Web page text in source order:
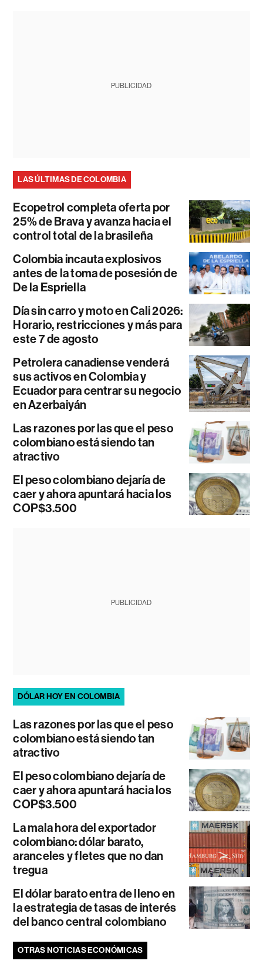
PUBLICIDAD
LAS ÚLTIMAS DE COLOMBIA
Ecopetrol completa oferta por
25% de Brava y avanza hacia el
control total de la brasileña
Colombia incauta explosivos
antes de la toma de posesión de
De la Espriella
Día sin carro y moto en Cali 2026:
Horario, restricciones y más para
este 7 de agosto
Petrolera canadiense venderá
sus activos en Colombia y
Ecuador para centrar su negocio
en Azerbaiyán
Las razones por las que el peso
colombiano está siendo tan
atractivo
El peso colombiano dejaría de
caer y ahora apuntará hacia los
COP$3.500
PUBLICIDAD
DÓLAR HOY EN COLOMBIA
Las razones por las que el peso
colombiano está siendo tan
atractivo
El peso colombiano dejaría de
caer y ahora apuntará hacia los
COP$3.500
La mala hora del exportador
colombiano: dólar barato,
aranceles y fletes que no dan
tregua
El dólar barato entra de lleno en
la estrategia de tasas de interés
del banco central colombiano
OTRAS NOTICIAS ECONÓMICAS